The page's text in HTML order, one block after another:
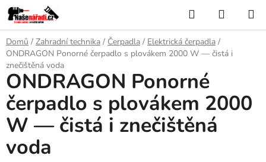
Přejít
na
obsah
Hledat
KOŠÍK
Domů / Zahradní technika / Čerpadla / Elektrická čerpadla /
ONDRAGON Ponorné čerpadlo s plovákem 2000 W — čistá i
znečištěná voda
ONDRAGON Ponorné
čerpadlo s plovákem 2000
W — čistá i znečištěná
voda